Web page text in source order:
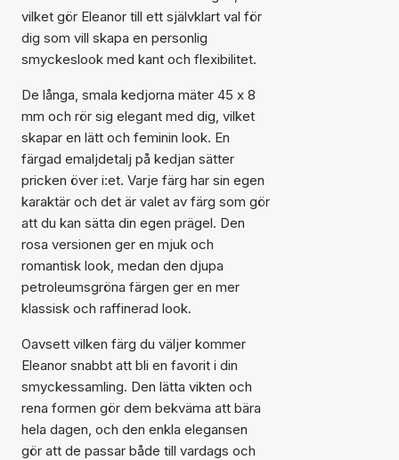
vilket gör Eleanor till ett självklart val för
dig som vill skapa en personlig
smyckeslook med kant och flexibilitet.
De långa, smala kedjorna mäter 45 x 8
mm och rör sig elegant med dig, vilket
skapar en lätt och feminin look. En
färgad emaljdetalj på kedjan sätter
pricken över i:et. Varje färg har sin egen
karaktär och det är valet av färg som gör
att du kan sätta din egen prägel. Den
rosa versionen ger en mjuk och
romantisk look, medan den djupa
petroleumsgröna färgen ger en mer
klassisk och raffinerad look.
Oavsett vilken färg du väljer kommer
Eleanor snabbt att bli en favorit i din
smyckessamling. Den lätta vikten och
rena formen gör dem bekväma att bära
hela dagen, och den enkla elegansen
gör att de passar både till vardags och